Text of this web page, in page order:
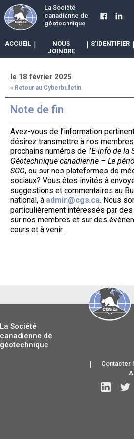
La Société
canadienne de
géotechnique
ACCUEIL |
NOUS
JOINDRE
| S'IDENTIFIER |
le 18 février 2025
« Retour au Cyberbulletin
Note de fin
Avez-vous de l’information
désirez transmettre à nos
prochains numéros de l’E-info de la
Géotechnique canadienne – Le
SCG, ou sur nos plateformes de
sociaux? Vous êtes invités à
suggestions et commentaires au
national, à admin@cgs.ca. Nous
particulièrement intéressés par
sur nos membres et sur des
cours et à venir.
La Société
canadienne de
géotechnique
Contacter
|